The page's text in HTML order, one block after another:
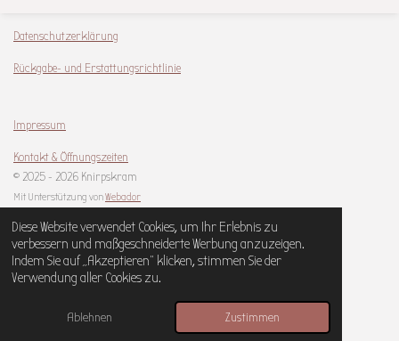
Diese Website verwendet Cookies, um Ihr Erlebnis zu
verbessern und maßgeschneiderte Werbung anzuzeigen.
Indem Sie auf „Akzeptieren“ klicken, stimmen Sie der
Verwendung aller Cookies zu.
Ablehnen Zustimmen
Datenschutzerklärung
Rückgabe- und Erstattungsrichtlinie
Impressum
Kontakt & Öffnungszeiten
© 2025 - 2026 Knirpskram
Mit Unterstützung vonWebador